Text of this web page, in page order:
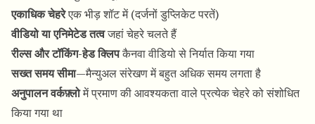
एकाधिक चेहरेएक भीड़ शॉट में (दर्जनों डुप्लिकेट परतें)
वीडियो या एनिमेटेड तत्वजहां चेहरे चलते हैं
रील्स और टॉकिंग-हेड क्लिपकैनवा वीडियो से निर्यात किया गया
सख्त समय सीमा—मैन्युअल संरेखण में बहुत अधिक समय लगता है
अनुपालन वर्कफ़्लोमें प्रमाण की आवश्यकता वाले प्रत्येक चेहरे को संशोधित
किया गया था